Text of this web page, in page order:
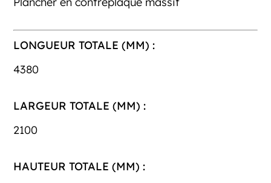
LONGUEUR TOTALE (MM) :
4380
LARGEUR TOTALE (MM) :
2100
HAUTEUR TOTALE (MM) :